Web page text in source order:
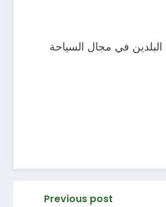
في مجال السياحة
Previous post